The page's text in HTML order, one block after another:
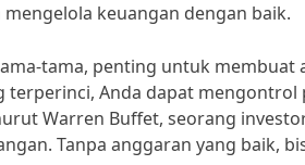
mengelola keuangan dengan baik.
tama, penting untuk membuat
terperinci, Anda dapat mengontrol
Warren Buffet, seorang
Tanpa anggaran yang baik,